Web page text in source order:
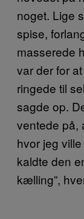
noget. Lige
spise,
masserede
var der for
ringede til
sagde op.
ventede på,
hvor jeg
kaldte den
kælling”,